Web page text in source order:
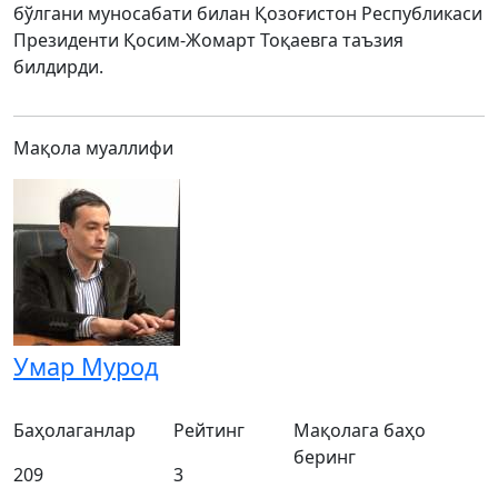
бўлгани муносабати билан Қозоғистон Республикаси
Президенти Қосим-Жомарт Тоқаевга таъзия
билдирди.
Мақола муаллифи
Умар Мурод
Баҳолаганлар
209
Рейтинг
3
Мақолага баҳо
беринг